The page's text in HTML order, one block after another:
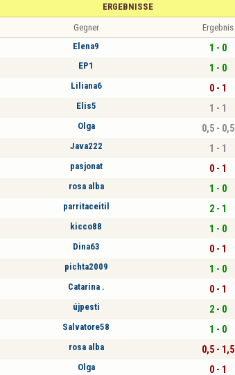
ERGEBNISSE
Gegner Ergebnis
Elena9 1 - 0
EP1 1 - 0
Liliana6 0 - 1
Elis5 1 - 1
Olga 0,5 - 0,5
Java222 1 - 1
pasjonat 0 - 1
rosa alba 1 - 0
parritaceitil 2 - 1
kicco88 1 - 0
Dina63 0 - 1
pichta2009 1 - 0
Catarina . 0 - 1
újpesti 2 - 0
Salvatore58 1 - 0
rosa alba 0,5 - 1,5
Olga 0 - 1